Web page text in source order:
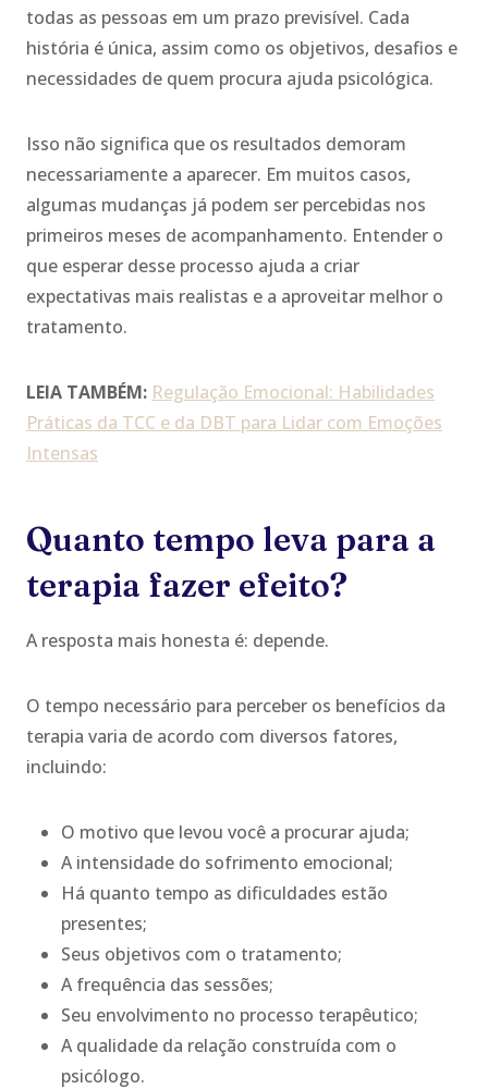
todas as pessoas em um prazo previsível. Cada
história é única, assim como os objetivos, desafios e
necessidades de quem procura ajuda psicológica.
Isso não significa que os resultados demoram
necessariamente a aparecer. Em muitos casos,
algumas mudanças já podem ser percebidas nos
primeiros meses de acompanhamento. Entender o
que esperar desse processo ajuda a criar
expectativas mais realistas e a aproveitar melhor o
tratamento.
LEIA TAMBÉM: Regulação Emocional: Habilidades
Práticas da TCC e da DBT para Lidar com Emoções
Intensas
Quanto tempo leva para a
terapia fazer efeito?
A resposta mais honesta é: depende.
O tempo necessário para perceber os benefícios da
terapia varia de acordo com diversos fatores,
incluindo:
O motivo que levou você a procurar ajuda;
A intensidade do sofrimento emocional;
Há quanto tempo as dificuldades estão
presentes;
Seus objetivos com o tratamento;
A frequência das sessões;
Seu envolvimento no processo terapêutico;
A qualidade da relação construída com o
psicólogo.